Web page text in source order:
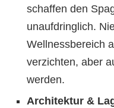
schaffen den
unaufdringlich.
Wellnessbereich
verzichten, aber
werden.
Architektur &